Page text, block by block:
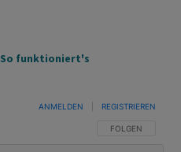
So funktioniert's
FOLGE DIESER
FOLGEN
ANMELDEN REGISTRIEREN